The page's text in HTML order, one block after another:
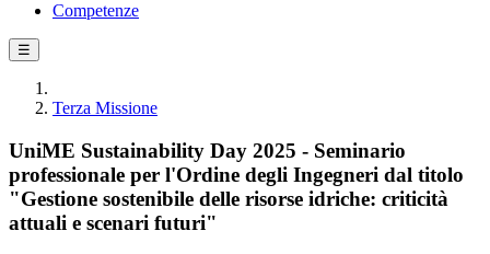
Competenze
☰
Terza Missione
UniME Sustainability Day 2025 - Seminario
professionale per l'Ordine degli Ingegneri dal titolo
"Gestione sostenibile delle risorse idriche: criticità
attuali e scenari futuri"